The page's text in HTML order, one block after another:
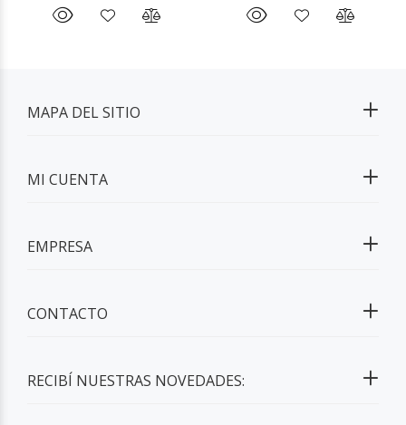
RECIBÍ NUESTRAS NOVEDADES:
MAPA DEL SITIO
MI CUENTA
EMPRESA
CONTACTO